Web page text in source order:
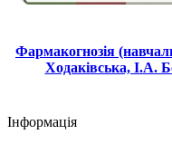
Фармакогнозія
Ходаківська, І.А.
Інформація